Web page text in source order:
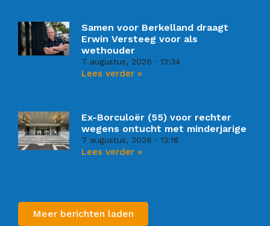
Samen voor Berkelland draagt
Erwin Versteeg voor als
wethouder
7 augustus, 2026 13:34
Lees verder »
Ex-Borculoër (55) voor rechter
wegens ontucht met minderjarige
7 augustus, 2026 13:18
Lees verder »
Meer berichten laden